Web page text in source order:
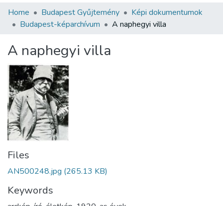
Communities & Collections
Statistics
About us
Home Budapest Gyűjtemény
Képi dokumentumok
Budapest-képarchívum
A naphegyi villa
A naphegyi villa
Files
AN500248.jpg (265.13 KB)
Keywords